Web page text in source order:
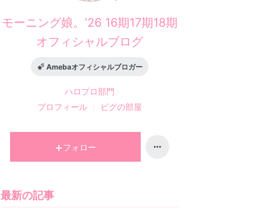
モーニング娘。’26 16期17期18期
オフィシャルブログ
Amebaオフィシャルブロガー
ハロプロ部門
プロフィール
ピグの部屋
フォロー
最新の記事